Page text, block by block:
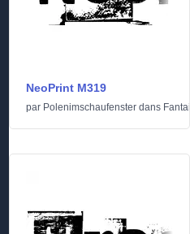
NeoPrint M319
par Polenimschaufenster dans